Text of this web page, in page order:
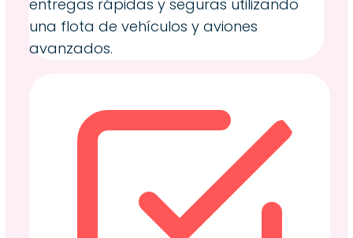
entregas rápidas y seguras utilizando
una flota de vehículos y aviones
avanzados.